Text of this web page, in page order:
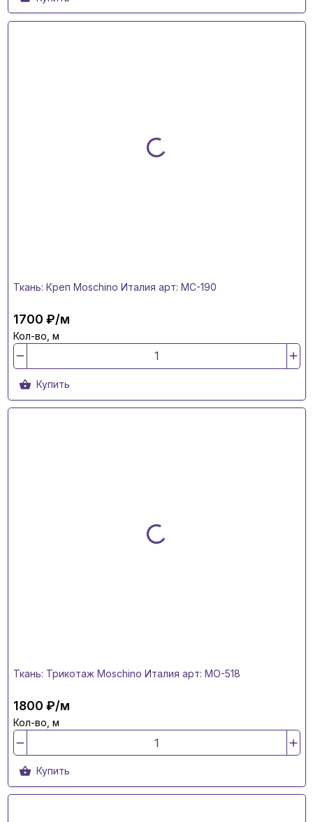
Ткань: Креп Moschino Италия арт: MC-190
1700 ₽/м
Кол-во, м
Купить
Ткань: Трикотаж Moschino Италия арт: MO-518
1800 ₽/м
Кол-во, м
Купить